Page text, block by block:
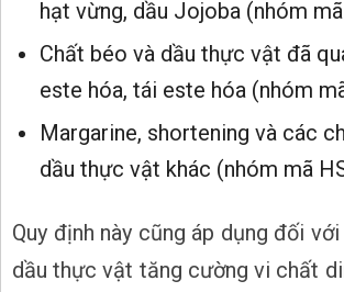
hạt vừng, dầu Jojoba (nhóm
Chất béo và dầu thực vật đã
este hóa, tái este hóa (nhóm
Margarine, shortening và các
dầu thực vật khác (nhóm mã
Quy định này cũng áp dụng đối
dầu thực vật tăng cường vi chất